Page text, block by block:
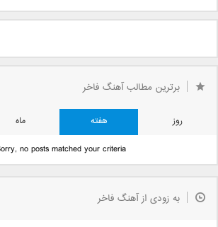
برترین مطالب آهنگ فاخر
روز هفته ماه
no posts matched your criteria.
به زودی از آهنگ فاخر